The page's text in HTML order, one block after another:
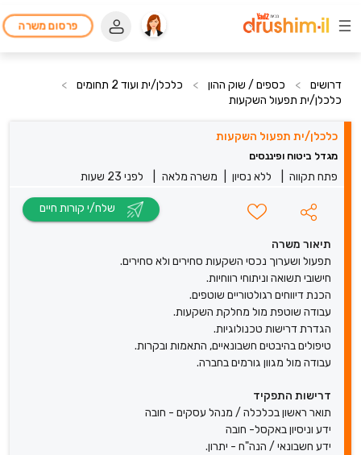
פרסום משרה
דרושים > כספים / שוק ההון > כלכלן/ית ועוד 2 תחומים
>
כלכלן/ית תפעול השקעות
כלכלן/ית תפעול השקעות
מגדל ביטוח ופיננסים
פתח תקווה ללא נסיון משרה מלאה לפני 23 שעות
תיאור משרה
תפעול ושערוך נכסי השקעות סחירים ולא סחירים.
חישובי תשואה וניתוחי רווחיות.
הכנת דיווחים רגולטוריים שוטפים.
עבודה שוטפת מול מחלקת השקעות.
הגדרת דרישות טכנולוגיות.
טיפולים בהיבטים חשבונאיים, התאמות ובקרות.
עבודה מול מגוון גורמים בחברה.
דרישות התפקיד
תואר ראשון בכלכלה / מנהל עסקים - חובה
ידע וניסיון באקסל- חובה
ידע חשבונאי / הנה"ח - יתרון.